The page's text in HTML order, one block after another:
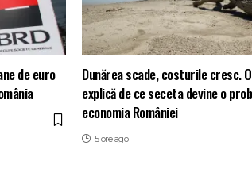
de euro
Dunărea scade, costurile cresc.
explică de ce seceta devine o
economia României
5 ore ago